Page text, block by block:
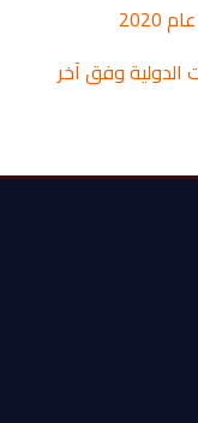
الدولية وفق آخر